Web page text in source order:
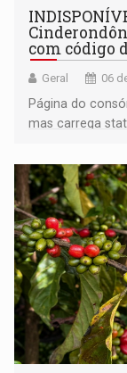
com código
Geral 06
Página do
mas carrega